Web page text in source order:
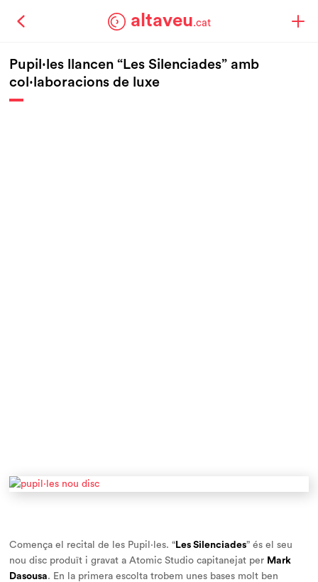
altaveu.cat
Pupil·les llancen “Les Silenciades” amb
col·laboracions de luxe
Comença el recital de les Pupil·les. “ Les Silenciades” és el seu
nou disc produït i gravat a Atomic Studio capitanejat per Mark
Dasousa. En la primera escolta trobem unes bases molt ben